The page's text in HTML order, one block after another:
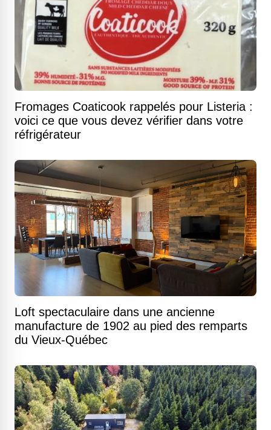
Fromages Coaticook rappelés pour Listeria :
voici ce que vous devez vérifier dans votre
réfrigérateur
Loft spectaculaire dans une ancienne
manufacture de 1902 au pied des remparts
du Vieux-Québec